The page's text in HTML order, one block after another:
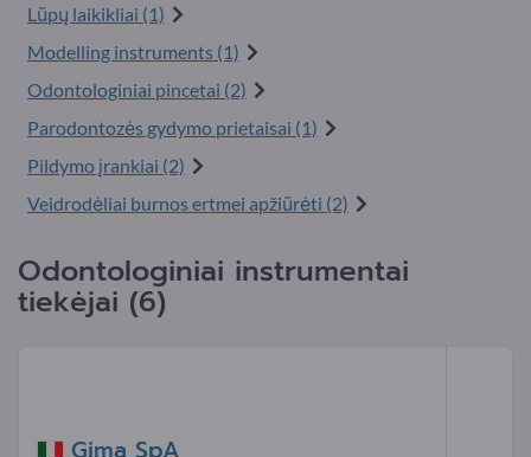
Lūpų laikikliai (1)
Modelling instruments (1)
Odontologiniai pincetai (2)
Parodontozės gydymo prietaisai (1)
Pildymo įrankiai (2)
Veidrodėliai burnos ertmei apžiūrėti (2)
Odontologiniai instrumentai
tiekėjai (6)